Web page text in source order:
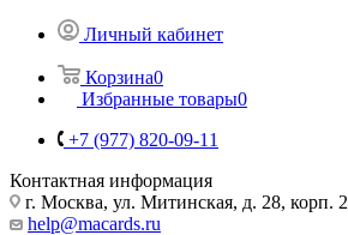
Личный кабинет
Корзина0
Избранные товары0
+7 (977) 820-09-11
Контактная информация
г. Москва, ул. Митинская, д. 28, корп. 2
help@macards.ru